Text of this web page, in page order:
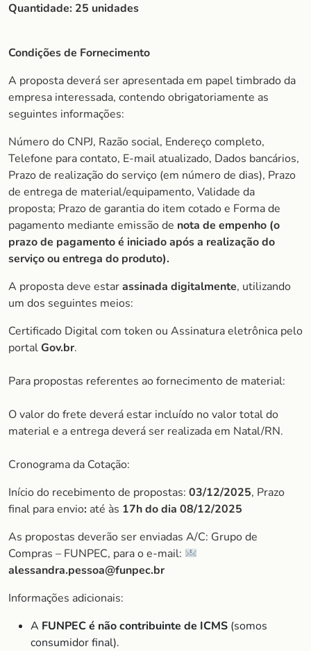
Quantidade: 25 unidades
Condições de Fornecimento
A proposta deverá ser apresentada em papel timbrado da
empresa interessada, contendo obrigatoriamente as
seguintes informações:
Número do CNPJ, Razão social, Endereço completo,
Telefone para contato, E-mail atualizado, Dados bancários,
Prazo de realização do serviço (em número de dias), Prazo
de entrega de material/equipamento, Validade da
proposta; Prazo de garantia do item cotado e Forma de
pagamento mediante emissão de nota de empenho (o
prazo de pagamento é iniciado após a realização do
serviço ou entrega do produto).
A proposta deve estarassinada digitalmente, utilizando
um dos seguintes meios:
Certificado Digital com token ou Assinatura eletrônica pelo
portalGov.br.
Para propostas referentes ao fornecimento de material:
O valor do frete deverá estar incluído no valor total do
material e a entrega deverá ser realizada em Natal/RN.
Cronograma da Cotação:
Início do recebimento de propostas: 03/12/2025, Prazo
final para envio: até às 17h do dia 08/12/2025
As propostas deverão ser enviadas A/C: Grupo de
Compras – FUNPEC, para o e-mail:
alessandra.pessoa@funpec.br
Informações adicionais:
A FUNPEC é não contribuinte de ICMS (somos
consumidor final).